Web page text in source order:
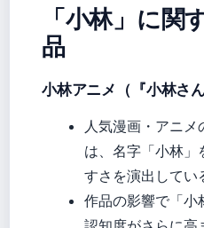
「小林」に関
品
小林アニメ（『小林さ
人気漫画・アニメ
は、名字「小林」
すさを演出してい
作品の影響で「小